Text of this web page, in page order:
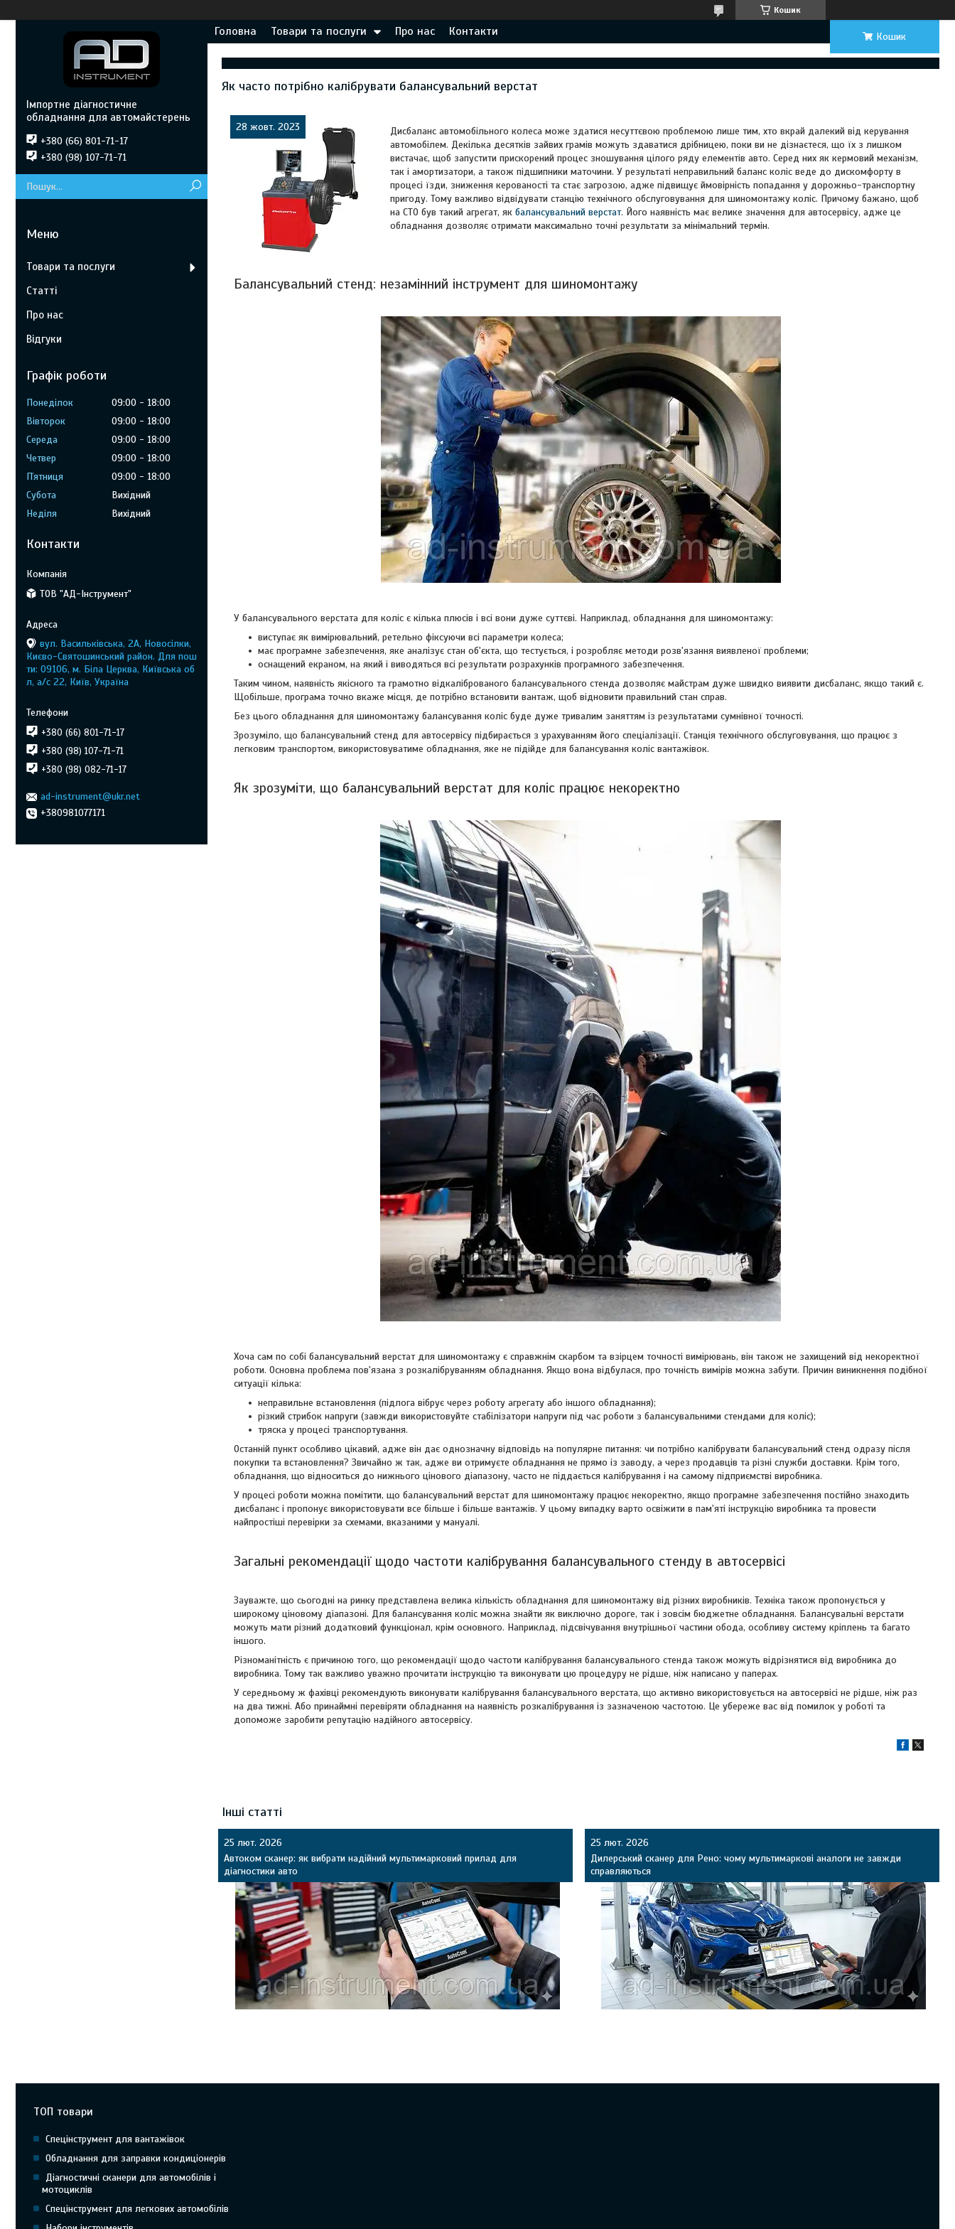
Кошик
Головна Товари та послуги Про нас Контакти Кошик
Як часто потрібно калібрувати балансувальний верстат
28 жовт. 2023
Дисбаланс автомобільного колеса може здатися несуттєвою проблемою лише тим, хто вкрай далекий від керування
автомобілем. Декілька десятків зайвих грамів можуть здаватися дрібницею, поки ви не дізнаєтеся, що їх з лишком
вистачає, щоб запустити прискорений процес зношування цілого ряду елементів авто. Серед них як кермовий механізм,
так і амортизатори, а також підшипники маточини. У результаті неправильний баланс коліс веде до дискомфорту в
процесі їзди, зниження керованості та стає загрозою, адже підвищує ймовірність попадання у дорожньо-транспортну
пригоду. Тому важливо відвідувати станцію технічного обслуговування для шиномонтажу коліс. Причому бажано, щоб
на СТО був такий агрегат, як балансувальний верстат. Його наявність має велике значення для автосервісу, адже це
обладнання дозволяє отримати максимально точні результати за мінімальний термін.
Балансувальний стенд: незамінний інструмент для шиномонтажу
У балансувального верстата для коліс є кілька плюсів і всі вони дуже суттєві. Наприклад, обладнання для шиномонтажу:
виступає як вимірювальний, ретельно фіксуючи всі параметри колеса;
має програмне забезпечення, яке аналізує стан об'єкта, що тестується, і розробляє методи розв'язання виявленої проблеми;
оснащений екраном, на який і виводяться всі результати розрахунків програмного забезпечення.
Таким чином, наявність якісного та грамотно відкаліброваного балансувального стенда дозволяє майстрам дуже швидко виявити дисбаланс, якщо такий є.
Щобільше, програма точно вкаже місця, де потрібно встановити вантаж, щоб відновити правильний стан справ.
Без цього обладнання для шиномонтажу балансування коліс буде дуже тривалим заняттям із результатами сумнівної точності.
Зрозуміло, що балансувальний стенд для автосервісу підбирається з урахуванням його спеціалізації. Станція технічного обслуговування, що працює з
легковим транспортом, використовуватиме обладнання, яке не підійде для балансування коліс вантажівок.
Як зрозуміти, що балансувальний верстат для коліс працює некоректно
Хоча сам по собі балансувальний верстат для шиномонтажу є справжнім скарбом та взірцем точності вимірювань, він також не захищений від некоректної
роботи. Основна проблема пов'язана з розкалібруванням обладнання. Якщо вона відбулася, про точність вимірів можна забути. Причин виникнення подібної
ситуації кілька:
неправильне встановлення (підлога вібрує через роботу агрегату або іншого обладнання);
різкий стрибок напруги (завжди використовуйте стабілізатори напруги під час роботи з балансувальними стендами для коліс);
тряска у процесі транспортування.
Останній пункт особливо цікавий, адже він дає однозначну відповідь на популярне питання: чи потрібно калібрувати балансувальний стенд одразу після
покупки та встановлення? Звичайно ж так, адже ви отримуєте обладнання не прямо із заводу, а через продавців та різні служби доставки. Крім того,
обладнання, що відноситься до нижнього цінового діапазону, часто не піддається калібрування і на самому підприємстві виробника.
У процесі роботи можна помітити, що балансувальний верстат для шиномонтажу працює некоректно, якщо програмне забезпечення постійно знаходить
дисбаланс і пропонує використовувати все більше і більше вантажів. У цьому випадку варто освіжити в пам'яті інструкцію виробника та провести
найпростіші перевірки за схемами, вказаними у мануалі.
Загальні рекомендації щодо частоти калібрування балансувального стенду в автосервісі
Зауважте, що сьогодні на ринку представлена велика кількість обладнання для шиномонтажу від різних виробників. Техніка також пропонується у
широкому ціновому діапазоні. Для балансування коліс можна знайти як виключно дороге, так і зовсім бюджетне обладнання. Балансувальні верстати
можуть мати різний додатковий функціонал, крім основного. Наприклад, підсвічування внутрішньої частини обода, особливу систему кріплень та багато
іншого.
Різноманітність є причиною того, що рекомендації щодо частоти калібрування балансувального стенда також можуть відрізнятися від виробника до
виробника. Тому так важливо уважно прочитати інструкцію та виконувати цю процедуру не рідше, ніж написано у паперах.
У середньому ж фахівці рекомендують виконувати калібрування балансувального верстата, що активно використовується на автосервісі не рідше, ніж раз
на два тижні. Або принаймні перевіряти обладнання на наявність розкалібрування із зазначеною частотою. Це убереже вас від помилок у роботі та
допоможе заробити репутацію надійного автосервісу.
Інші статті
25 лют. 2026
Автоком сканер: як вибрати надійний мультимарковий прилад для
діагностики авто
25 лют. 2026
Дилерський сканер для Рено: чому мультимаркові аналоги не завжди
справляються
Імпортне діагностичне
обладнання для автомайстерень
+380 (66) 801-71-17
+380 (98) 107-71-71
Товари та послуги
Статті
Про нас
Відгуки
Графік роботи
Понеділок 09:00
18:00
Вівторок
09:00
18:00
Середа
09:00
18:00
Четвер
09:00
18:00
Пʼятниця
09:00
18:00
Субота
Вихідний
Неділя
Вихідний
Контакти
ТОВ "АД-Інструмент"
вул. Васильківська, 2А, Новосілки,
Києво-Святошинський район. Для пош
ти: 09106, м. Біла Церква, Київська об
л, а/с 22, Київ, Україна
+380 (66) 801-71-17
+380 (98) 107-71-71
+380 (98) 082-71-17
ad-instrument@ukr.net
+380981077171
ТОП товари
Спецінструмент для вантажівок
Обладнання для заправки кондиціонерів
Діагностичні сканери для автомобілів і
мотоциклів
Спецінструмент для легкових автомобілів